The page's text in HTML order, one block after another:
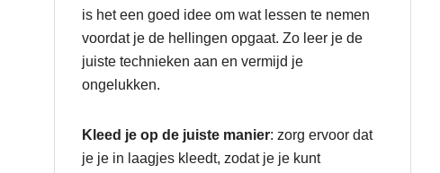
is het een goed idee om wat lessen te nemen
voordat je de hellingen opgaat. Zo leer je de
juiste technieken aan en vermijd je
ongelukken.
Kleed je op de juiste manier: zorg ervoor dat
je je in laagjes kleedt, zodat je je kunt